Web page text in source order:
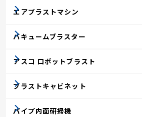
エアブラストマシン
バキュームブラスター
アスコ ロボットブラスト
ブラストキャビネット
パイプ内面研掃機